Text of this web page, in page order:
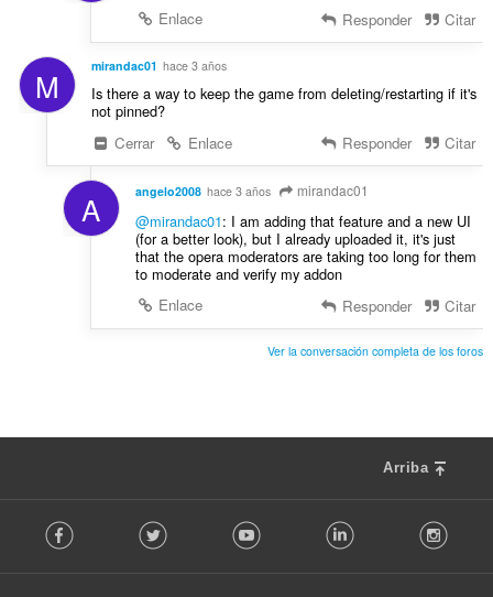
Enlace
Responder Citar
M mirandac01 hace 3 años
Is there a way to keep the game from deleting/restarting if it's
not pinned?
Cerrar
Enlace Responder Citar
A angelo2008 hace 3 años mirandac01
@mirandac01: I am adding that feature and a new UI
(for a better look), but I already uploaded it, it's just
that the opera moderators are taking too long for them
to moderate and verify my addon
Enlace
Responder Citar
Ver la conversación completa de los foros
Arriba
o Facebook Twitter Youtube LinkedIn